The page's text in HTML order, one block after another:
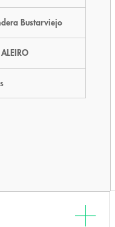
Bustarviejo